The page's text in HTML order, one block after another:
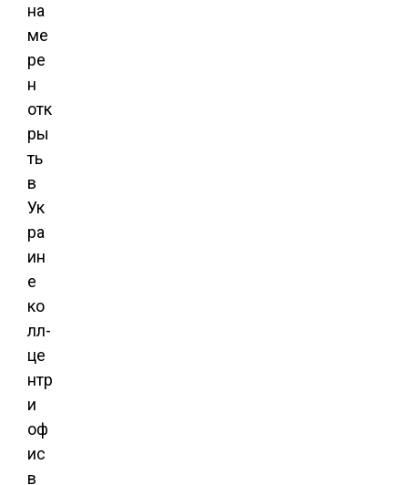
на
ме
ре
н
отк
ры
ть
в
Ук
ра
ин
е
ко
лл-
це
нтр
и
оф
ис
в